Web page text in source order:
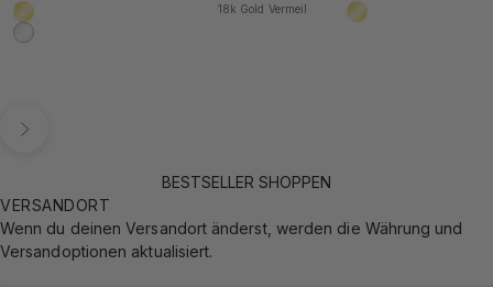
18k Gold Vermeil
925 Sterling Silber
18k Gold Vermeil
18k Gold Vermeil
BESTSELLER SHOPPEN
VERSANDORT
Wenn du deinen Versandort änderst, werden die Währung und
Versandoptionen aktualisiert.